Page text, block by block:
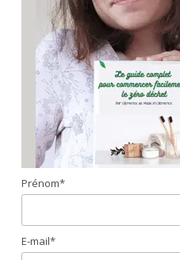
Prénom*
E-mail*